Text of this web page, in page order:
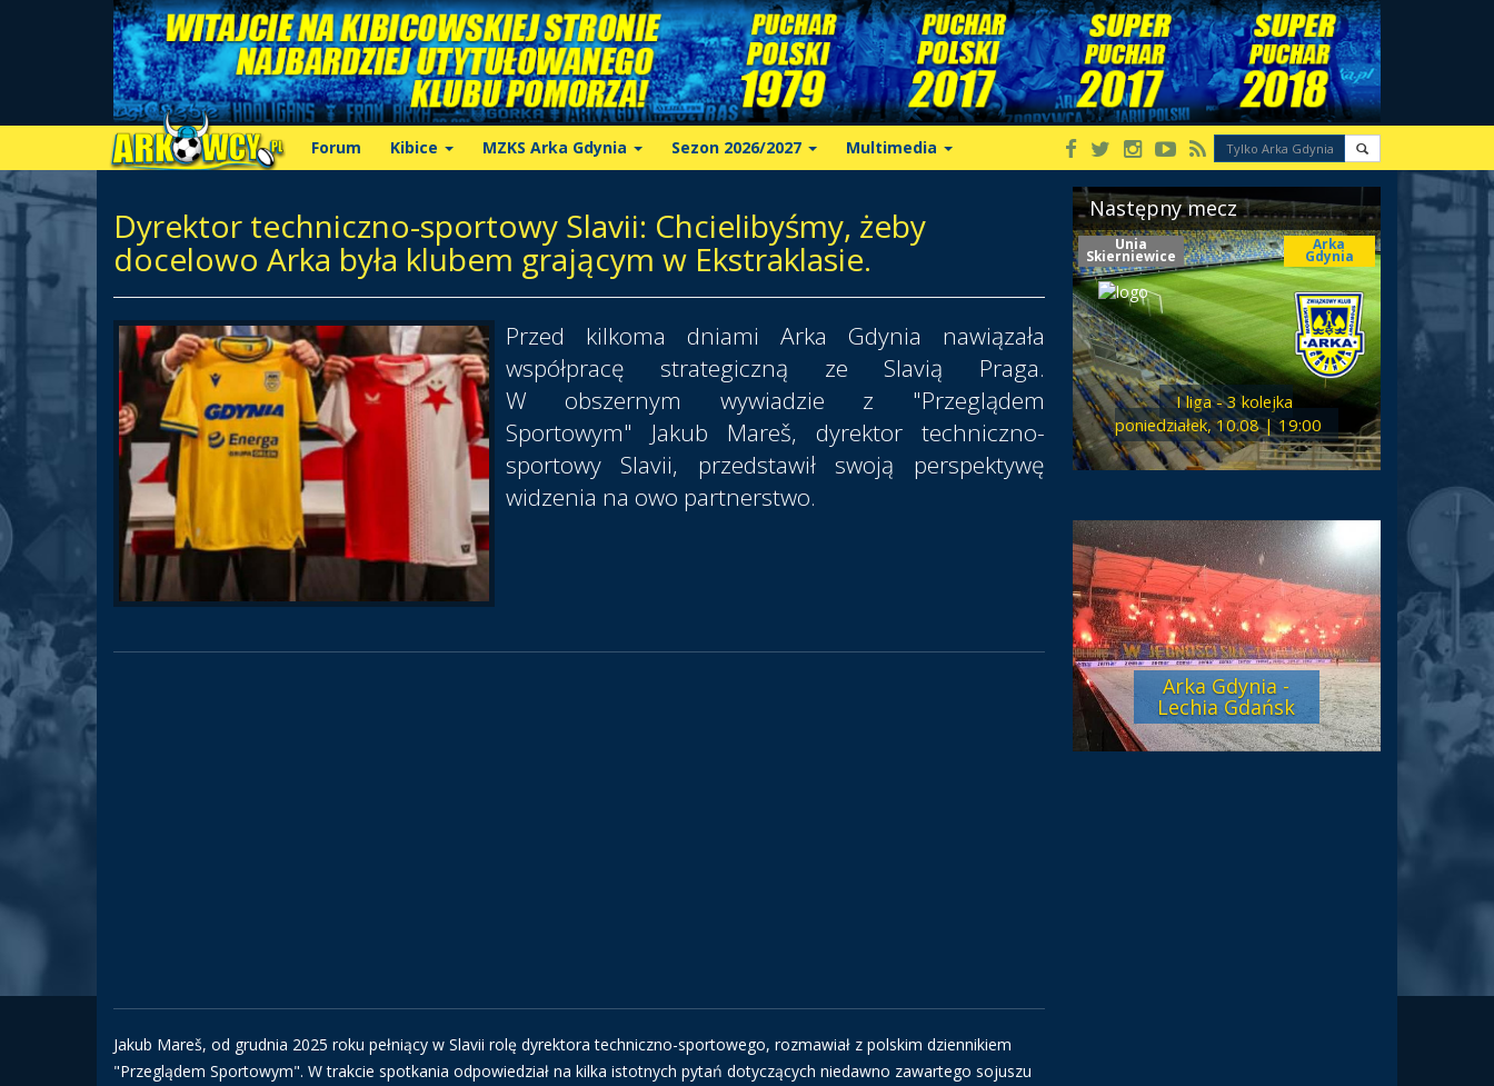
Forum Kibice MZKS Arka Gdynia Sezon 2026/2027 Multimedia
Dyrektor techniczno-sportowy Slavii: Chcielibyśmy, żeby
docelowo Arka była klubem grającym w Ekstraklasie.
Przed kilkoma dniami Arka Gdynia nawiązała
współpracę strategiczną ze Slavią Praga.
W obszernym wywiadzie z "Przeglądem
Sportowym" Jakub Mareš, dyrektor techniczno-
sportowy Slavii, przedstawił swoją perspektywę
widzenia na owo partnerstwo.
Jakub Mareš, od grudnia 2025 roku pełniący w Slavii rolę dyrektora techniczno-sportowego, rozmawiał z polskim dziennikiem
"Przeglądem Sportowym". W trakcie spotkania odpowiedział na kilka istotnych pytań dotyczących niedawno zawartego sojuszu
Następny mecz
Unia
Skierniewice
Arka
Gdynia
I liga - 3 kolejka
poniedziałek, 10.08 | 19:00
Arka Gdynia -
Lechia Gdańsk